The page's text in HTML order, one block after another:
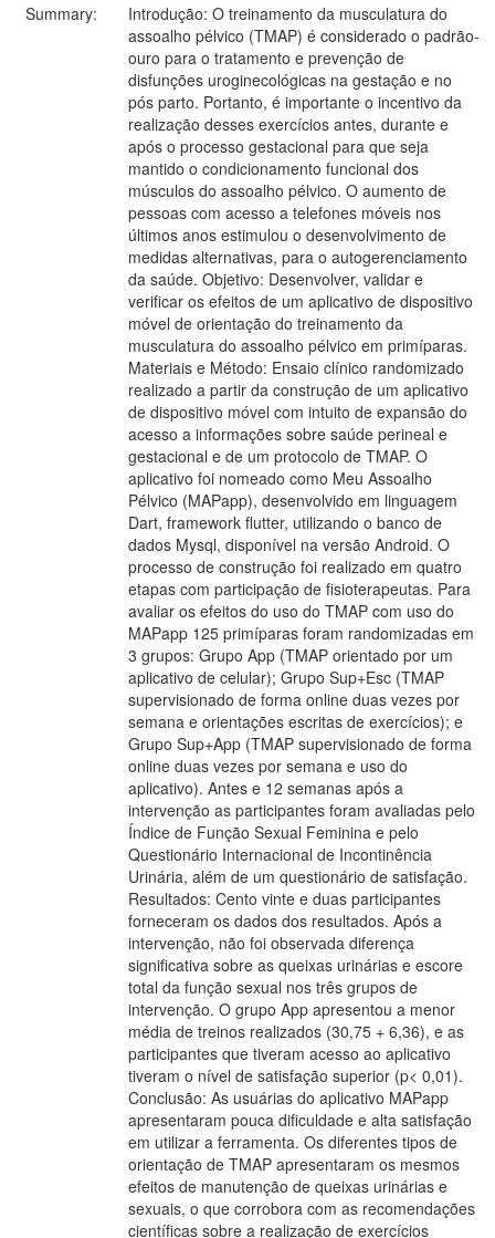
Summary:
Introdução: O treinamento da musculatura do
assoalho pélvico (TMAP) é considerado o padrão-
ouro para o tratamento e prevenção de
disfunções uroginecológicas na gestação e no
pós parto. Portanto, é importante o incentivo da
realização desses exercícios antes, durante e
após o processo gestacional para que seja
mantido o condicionamento funcional dos
músculos do assoalho pélvico. O aumento de
pessoas com acesso a telefones móveis nos
últimos anos estimulou o desenvolvimento de
medidas alternativas, para o autogerenciamento
da saúde. Objetivo: Desenvolver, validar e
verificar os efeitos de um aplicativo de dispositivo
móvel de orientação do treinamento da
musculatura do assoalho pélvico em primíparas.
Materiais e Método: Ensaio clínico randomizado
realizado a partir da construção de um aplicativo
de dispositivo móvel com intuito de expansão do
acesso a informações sobre saúde perineal e
gestacional e de um protocolo de TMAP. O
aplicativo foi nomeado como Meu Assoalho
Pélvico (MAPapp), desenvolvido em linguagem
Dart, framework flutter, utilizando o banco de
dados Mysql, disponível na versão Android. O
processo de construção foi realizado em quatro
etapas com participação de fisioterapeutas. Para
avaliar os efeitos do uso do TMAP com uso do
MAPapp 125 primíparas foram randomizadas em
3 grupos: Grupo App (TMAP orientado por um
aplicativo de celular); Grupo Sup+Esc (TMAP
supervisionado de forma online duas vezes por
semana e orientações escritas de exercícios); e
Grupo Sup+App (TMAP supervisionado de forma
online duas vezes por semana e uso do
aplicativo). Antes e 12 semanas após a
intervenção as participantes foram avaliadas pelo
Índice de Função Sexual Feminina e pelo
Questionário Internacional de Incontinência
Urinária, além de um questionário de satisfação.
Resultados: Cento vinte e duas participantes
forneceram os dados dos resultados. Após a
intervenção, não foi observada diferença
significativa sobre as queixas urinárias e escore
total da função sexual nos três grupos de
intervenção. O grupo App apresentou a menor
média de treinos realizados (30,75 + 6,36), e as
participantes que tiveram acesso ao aplicativo
tiveram o nível de satisfação superior (p< 0,01).
Conclusão: As usuárias do aplicativo MAPapp
apresentaram pouca dificuldade e alta satisfação
em utilizar a ferramenta. Os diferentes tipos de
orientação de TMAP apresentaram os mesmos
efeitos de manutenção de queixas urinárias e
sexuais, o que corrobora com as recomendações
científicas sobre a realização de exercícios